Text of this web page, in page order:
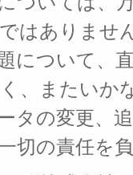
はありませ
について、
、またいか
タの変更、
切の責任を